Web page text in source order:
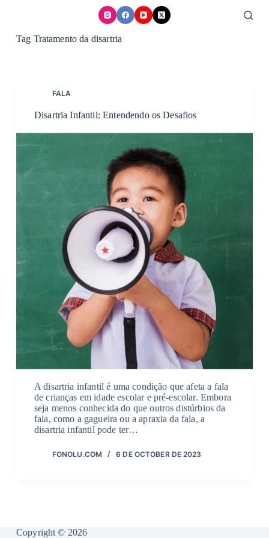
Tag Tratamento da disartria
FALA
Disartria Infantil: Entendendo os Desafios
A disartria infantil é uma condição que afeta a fala
de crianças em idade escolar e pré-escolar. Embora
seja menos conhecida do que outros distúrbios da
fala, como a gagueira ou a apraxia da fala, a
disartria infantil pode ter…
FONOLU.COM 6 DE OCTOBER DE 2023
Copyright © 2026